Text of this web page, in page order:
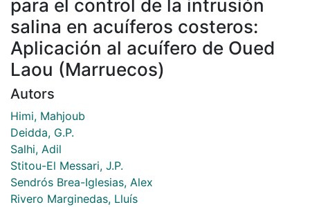
para el control de la intrusión
salina en acuíferos costeros:
Aplicación al acuífero de Oued
Laou (Marruecos)
Autors
Himi, Mahjoub
Deidda, G.P.
Salhi, Adil
Stitou-El Messari, J.P.
Sendrós Brea-Iglesias, Alex
Rivero Marginedas, Lluís